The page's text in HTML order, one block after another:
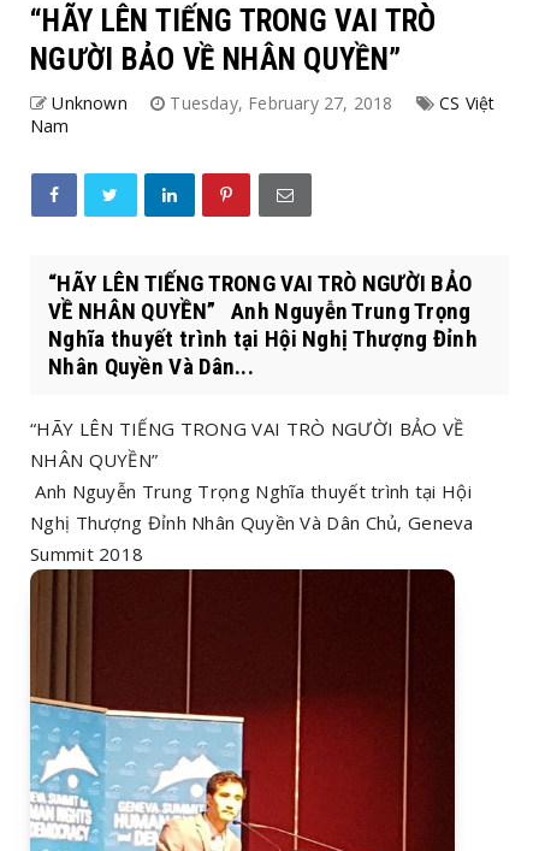
“HÃY LÊN TIẾNG TRONG VAI TRÒ
NGƯỜI BẢO VỀ NHÂN QUYỀN”
Unknown Tuesday, February 27, 2018
CS Việt
Nam
“HÃY LÊN TIẾNG TRONG VAI TRÒ NGƯỜI BẢO
VỀ NHÂN QUYỀN” Anh Nguyễn Trung Trọng
Nghĩa thuyết trình tại Hội Nghị Thượng Đỉnh
Nhân Quyền Và Dân...
“HÃY LÊN TIẾNG TRONG VAI TRÒ NGƯỜI BẢO VỀ
NHÂN QUYỀN”
Anh Nguyễn Trung Trọng Nghĩa thuyết trình tại Hội
Nghị Thượng Đỉnh Nhân Quyền Và Dân Chủ, Geneva
Summit 2018